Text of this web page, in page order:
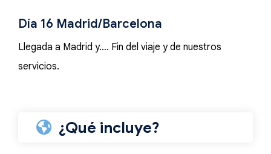
Día 16 Madrid/Barcelona
Llegada a Madrid y…. Fin del viaje y de nuestros
servicios.
¿Qué incluye?